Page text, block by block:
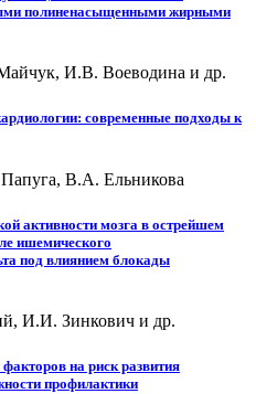
полиненасыщенными жирными
И.В. Воеводина и др.
современные подходы к
В.А. Ельникова
активности мозга в острейшем
ишемического
под влиянием блокады
И.И. Зинкович и др.
на риск развития
профилактики